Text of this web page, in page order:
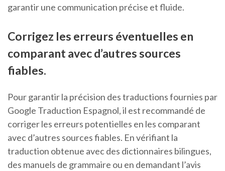
garantir une communication précise et fluide.
Corrigez les erreurs éventuelles en
comparant avec d’autres sources
fiables.
Pour garantir la précision des traductions fournies par
Google Traduction Espagnol, il est recommandé de
corriger les erreurs potentielles en les comparant
avec d’autres sources fiables. En vérifiant la
traduction obtenue avec des dictionnaires bilingues,
des manuels de grammaire ou en demandant l’avis